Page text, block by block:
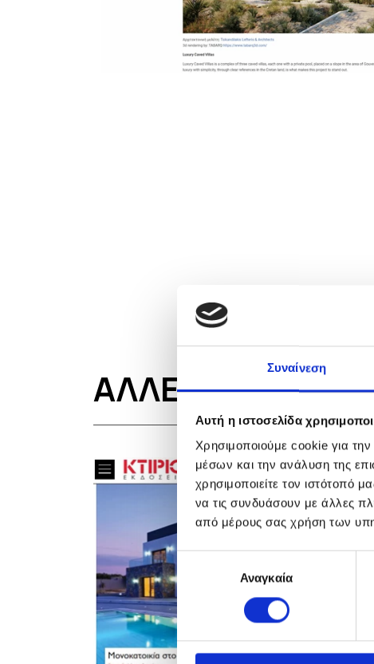
Συναίνεση
Αυτή η ιστοσελίδα
Χρησιμοποιούμε cookie για
μέσων και την ανάλυση της
χρησιμοποιείτε τον ιστότοπό
να τις συνδυάσουν με άλλες
από μέρους σας χρήση των
συγκατάθεσηςΑναγκαία
ΑΛΛΕΣ